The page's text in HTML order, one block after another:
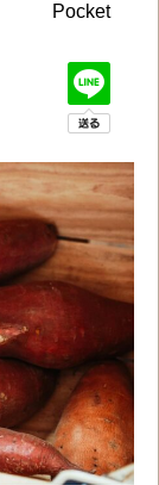
Pocket